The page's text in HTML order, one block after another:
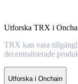
Utforska TRX i
TRX kan vara
decentraliserade
Utforska i Onchain